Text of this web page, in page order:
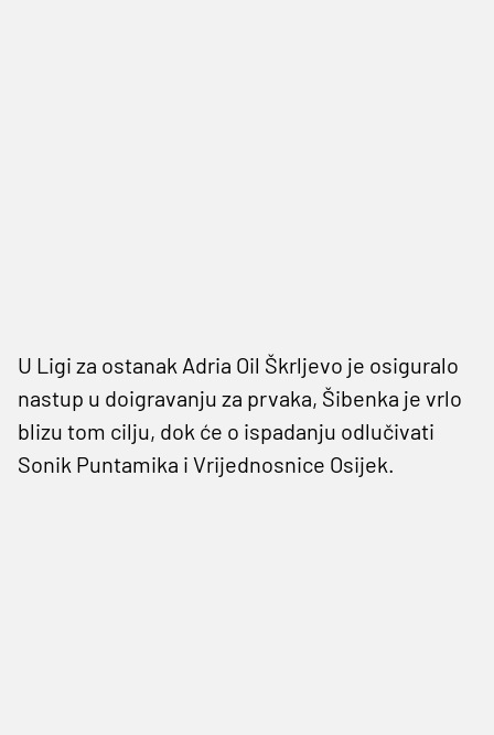
U Ligi za ostanak Adria Oil Škrljevo je osiguralo
nastup u doigravanju za prvaka, Šibenka je vrlo
blizu tom cilju, dok će o ispadanju odlučivati
Sonik Puntamika i Vrijednosnice Osijek.